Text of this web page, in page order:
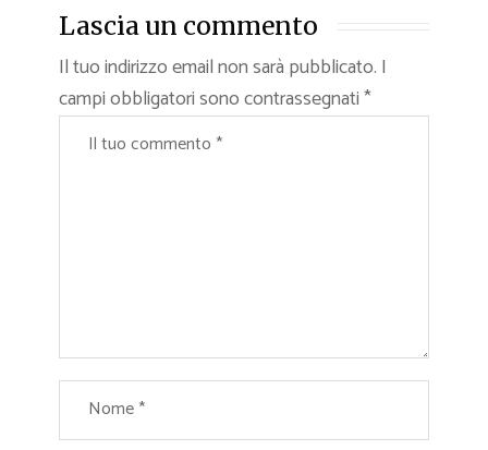
Lascia un commento
Il tuo indirizzo email non sarà pubblicato. I
campi obbligatori sono contrassegnati*